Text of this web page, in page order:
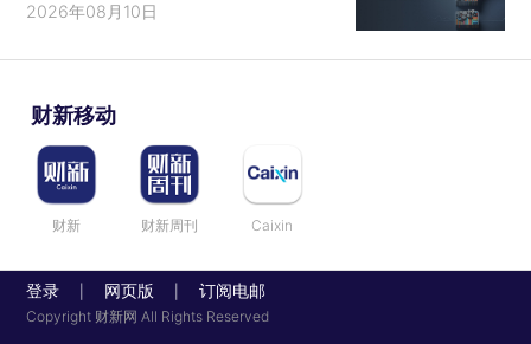
2026年08月10日
财新移动
财新 财新周刊 Caixin
登录 网页版 订阅电邮
Copyright 财新网 All Rights Reserved